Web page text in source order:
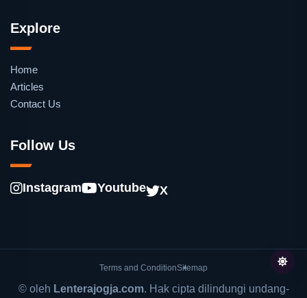
Explore
Home
Articles
Contact Us
Follow Us
Instagram Youtube X
Terms and ConditionSitemap
© oleh Lenterajogja.com. Hak cipta dilindungi undang-